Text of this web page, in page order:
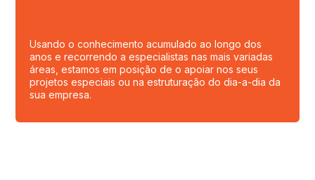
Usando o conhecimento acumulado ao longo dos
anos e recorrendo a especialistas nas mais variadas
áreas, estamos em posição de o apoiar nos seus
projetos especiais ou na estruturação do dia-a-dia da
sua empresa.